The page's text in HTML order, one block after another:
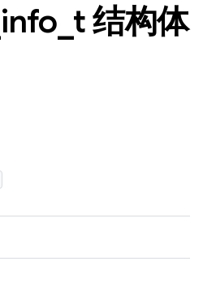
info t 结构体